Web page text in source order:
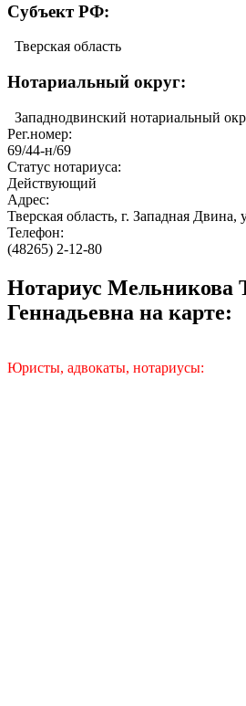
Cубъект РФ:
Тверская область
Нотариальный округ:
Западнодвинский нотариальный
Рег.номер:
69/44-н/69
Статус нотариуса:
Действующий
Адрес:
Тверская область, г. Западная Двина,
Телефон:
(48265) 2-12-80
Нотариус Мельникова
Геннадьевна на карте:
Юристы, адвокаты, нотариусы: